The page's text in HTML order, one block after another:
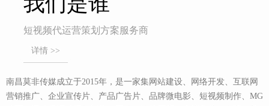
短视频代运营策划方案服务商
详情 >>
南昌莫非传媒成立于2015年，是一家集网站建设、网络开发、互联网
营销推广、企业宣传片、产品广告片、品牌微电影、短视频制作、MG